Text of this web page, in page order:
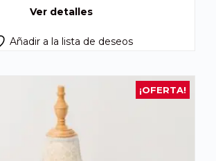
Ver detalles
Añadir a la lista de deseos
¡OFERTA!